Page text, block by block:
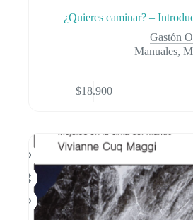
¿Quieres caminar? –
Gastón
Manuales,
$18.900